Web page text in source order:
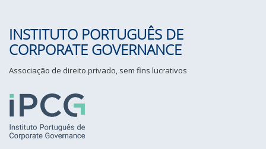
INSTITUTO PORTUGUÊS DE
CORPORATE GOVERNANCE
Associação de direito privado, sem fins lucrativos